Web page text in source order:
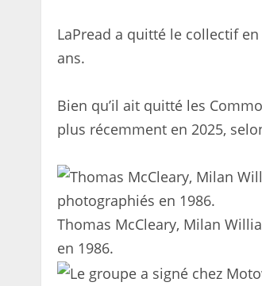
LaPread a quitté le collectif
ans.
Bien qu’il ait quitté les
plus récemment en 2025,
Thomas McCleary, Milan
en 1986.